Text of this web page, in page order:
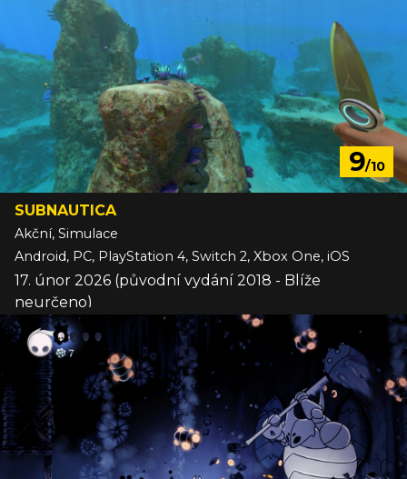
9/10
SUBNAUTICA
Akční, Simulace
Android, PC, PlayStation 4, Switch 2, Xbox One, iOS
17. únor 2026 (původní vydání 2018 - Blíže
neurčeno)